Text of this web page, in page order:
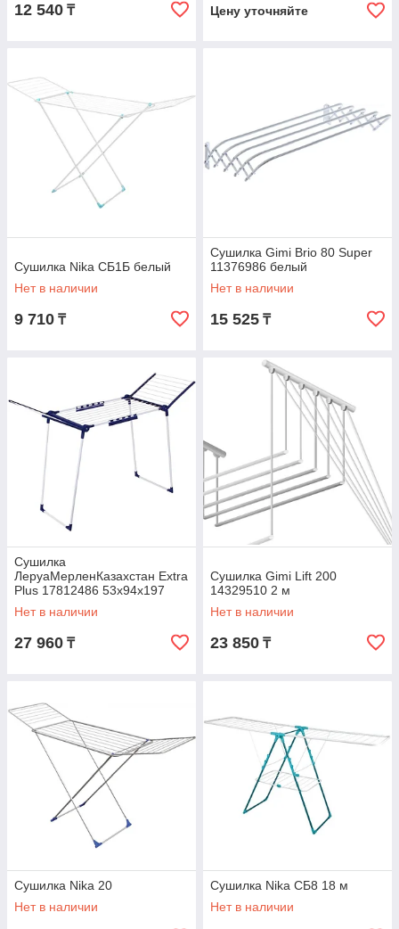
12 540 ₸ Цену уточняйте
Сушилка Nika СБ1Б белый
Нет в наличии
9 710 ₸
Сушилка Gimi Brio 80 Super
11376986 белый
Нет в наличии
15 525 ₸
Сушилка
ЛеруаМерленКазахстан Extra
Plus 17812486 53х94х197
белый
Нет в наличии
27 960 ₸
Сушилка Gimi Lift 200
14329510 2 м
Нет в наличии
23 850 ₸
Сушилка Nika 20
Нет в наличии
Сушилка Nika СБ8 18 м
Нет в наличии